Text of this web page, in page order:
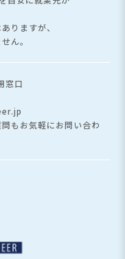
りますが、
ん。
窓口
もお気軽にお問い合わ